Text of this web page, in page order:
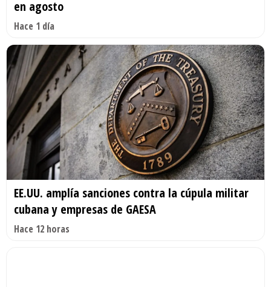
en agosto
Hace 1 día
EE.UU. amplía sanciones contra la cúpula militar
cubana y empresas de GAESA
Hace 12 horas